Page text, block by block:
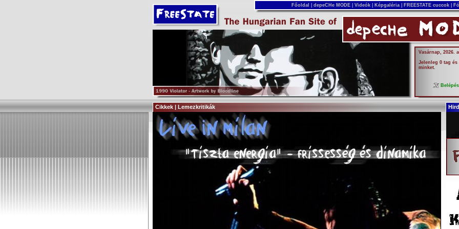
Főoldal depeCHe MODE Videók Képgaléria FREESTATE cuccok
Vasárnap, 2026.
Jelenleg 0 tag és
minket.
Belépés
Cikkek | Lemezkritikák